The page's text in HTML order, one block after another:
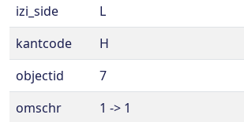
izi_side
L
kantcode
H
objectid
7
omschr
1 -> 1